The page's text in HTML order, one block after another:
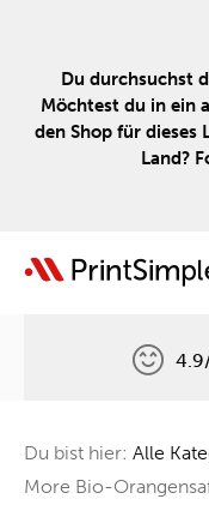
Du durchsuchst
Möchtest du in ein
den Shop für dieses
Land?
Ein Baum
Du bist hier: Alle
More Bio-